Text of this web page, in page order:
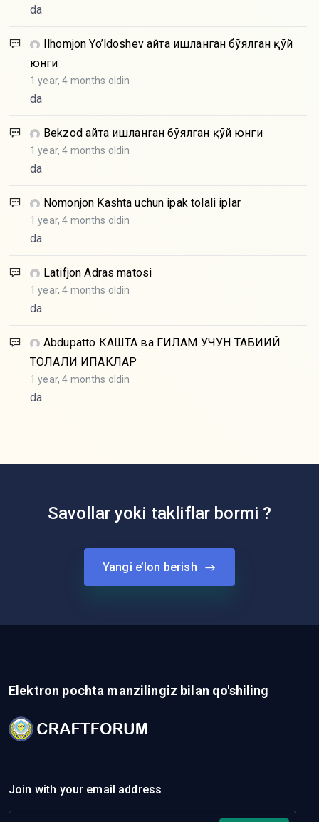
da
Ilhomjon Yo’ldoshev Қайта ишланган бўялган қўй
юнги
1 year, 4 months oldin
da
Bekzod Қайта ишланган бўялган қўй юнги
1 year, 4 months oldin
da
Nomonjon Kashta uchun ipak tolali iplar
1 year, 4 months oldin
da
Latifjon Adras matosi
1 year, 4 months oldin
da
Abdupatto КАШТА ва ГИЛАМ УЧУН ТАБИИЙ
ТОЛАЛИ ИПАКЛАР
1 year, 4 months oldin
da
Savollar yoki takliflar bormi ?
Yangi e’lon berish
Elektron pochta manzilingiz bilan qo'shiling
Join with your email address